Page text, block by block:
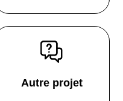
Autre projet